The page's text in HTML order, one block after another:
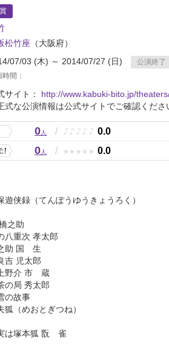
松竹座 （大阪府）
07/03 (木) ～ 2014/07/27 (日)
公演終了
間：
サイト： http://www.kabuki-bito.jp/
式な公演情報は公式サイトでご確認くださ
0人 / ♪ ♪ ♪ ♪ ♪ 0.0
0人 / ★ ★ ★ ★ ★ 0.0
遊侠録（てんぽうゆうきょうろく）
之助
八重次 孝太郎
助 国 生
吉 児太郎
野介 市 蔵
の局 秀太郎
の故事
狐（めおとぎつね）
は塚本狐 翫 雀